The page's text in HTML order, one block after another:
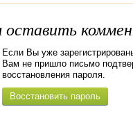
Если Вы уже
Вам не пришло письмо
восстановления пароля.
Восстановить пароль